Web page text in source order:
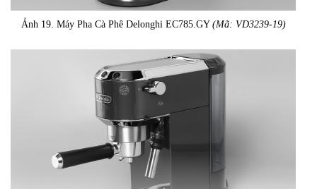
Ảnh 19. Máy Pha Cà Phê Delonghi EC785.GY (Mã: VD3239-19)